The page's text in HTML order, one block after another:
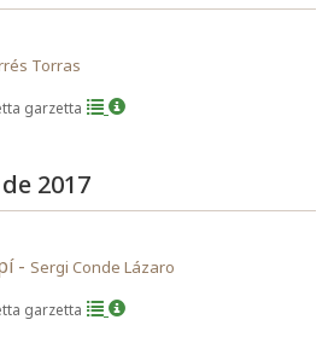
Torras
garzetta
2017
- Sergi Conde Lázaro
garzetta